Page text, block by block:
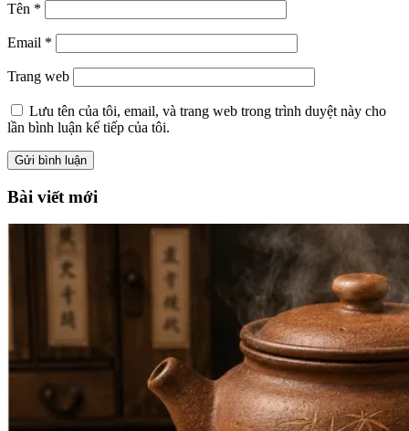
Tên *
Email *
Trang web
Lưu tên của tôi, email, và trang web trong trình duyệt này cho
lần bình luận kế tiếp của tôi.
Bài viết mới